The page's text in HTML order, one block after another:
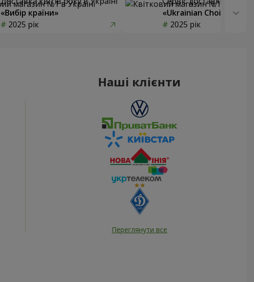
«Вибір країни»
2025 рік
«Ukrainian Choice»
2025 рік
Наші клієнти
Переглянути все